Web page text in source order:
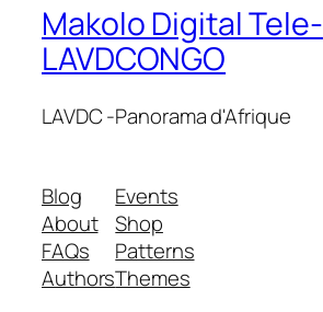
Makolo Digital Tele-
LAVDCONGO
LAVDC -Panorama d'Afrique
Blog
About
FAQs
Authors
Events
Shop
Patterns
Themes